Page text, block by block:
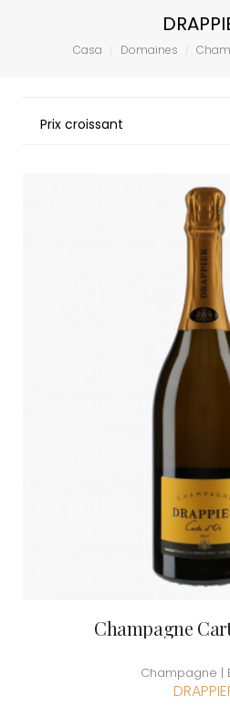
Casa Domaines
Prix croissant
Champagne
Champagne |